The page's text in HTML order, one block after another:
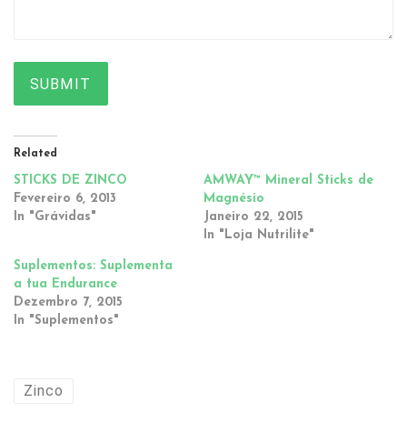
SUBMIT
Related
STICKS DE ZINCO
Fevereiro 6, 2013
In "Grávidas"
AMWAY™ Mineral Sticks de
Magnésio
Janeiro 22, 2015
In "Loja Nutrilite"
Suplementos: Suplementa
a tua Endurance
Dezembro 7, 2015
In "Suplementos"
Zinco